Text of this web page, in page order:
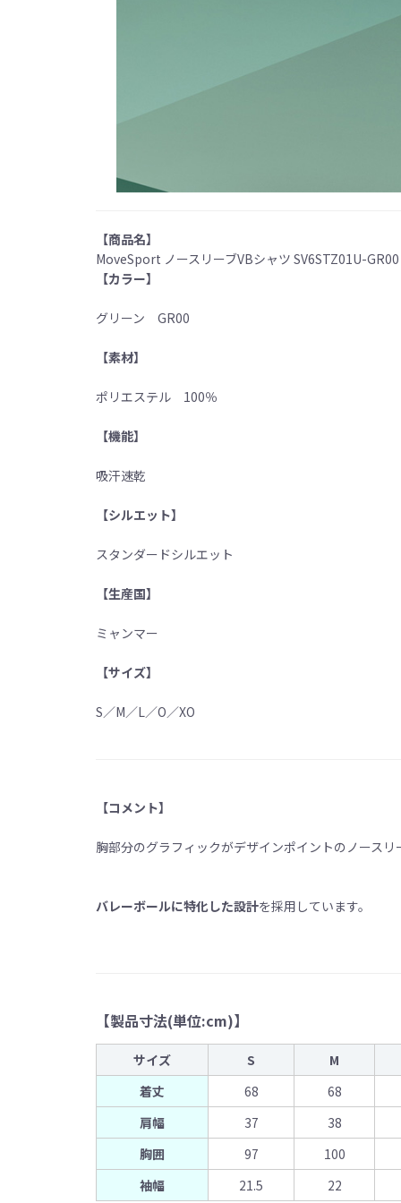
【商品名】
MoveSport ノースリーブVBシャツ SV6STZ01U-GR00
【カラー】
グリーン GR00
【素材】
ポリエステル 100％
【機能】
吸汗速乾
【シルエット】
スタンダードシルエット
【生産国】
ミャンマー
【サイズ】
S／M／L／O／XO
【コメント】
胸部分のグラフィックがデザインポイントのノースリ
バレーボールに特化した設計を採用しています。
【製品寸法(単位:cm)】
サイズ S
M
着丈
68
68
肩幅
37
38
胸囲
97
100
袖幅
21.5 22